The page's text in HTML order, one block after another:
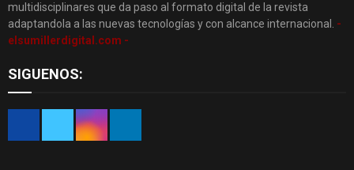
multidisciplinares que da paso al formato digital de la revista
adaptandola a las nuevas tecnologías y con alcance internacional.
-
elsumillerdigital.com -
SIGUENOS: